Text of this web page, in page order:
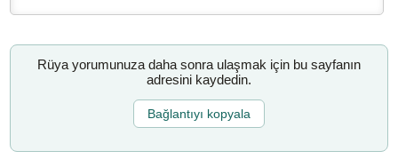
Rüya yorumunuza daha sonra ulaşmak için bu sayfanın
adresini kaydedin.
Bağlantıyı kopyala